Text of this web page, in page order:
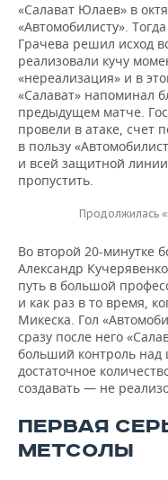
«Салават Юлаев» в
«Автомобилисту».
Грачева решил исход
реализовали кучу
«нереализация» и в
«Салават» напоминал
предыдущем матче.
провели в атаке, счет
в пользу
и всей защитной
пропустить.
Продолжилась
Во второй 20-минутке
Александр
путь в большой
и как раз в то время,
Микеска. Гол
сразу после него
больший контроль над
достаточное
создавать — не
ПЕРВАЯ
МЕТСОЛЫ